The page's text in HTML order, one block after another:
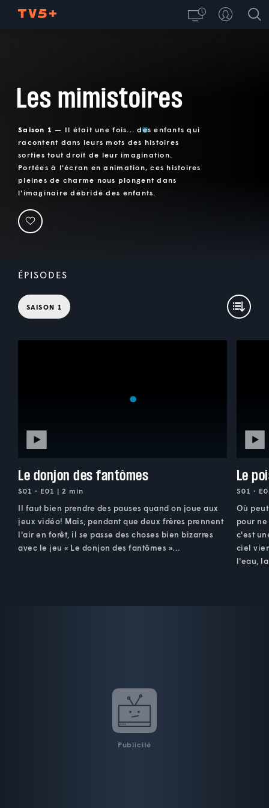
Les mimistoires
Saison 1 — Il était une fois... des enfants qui
racontent dans leurs mots des histoires
sorties tout droit de leur imagination.
Portées à l'écran en animation, ces histoires
pleines de charme nous plongent dans
l'imaginaire débridé des enfants.
ÉPISODES
SAISON 1
Le donjon des fantômes
S01 • E01 | 2 min
Il faut bien prendre des pauses quand on joue aux
jeux vidéo! Mais, pendant que deux frères prennent
l'air en forêt, il se passe des choses bien bizarres
avec le jeu « Le donjon des fantômes »...
Le
S01 •
Où
pour
c'est
ciel
l'eau,
Publicité